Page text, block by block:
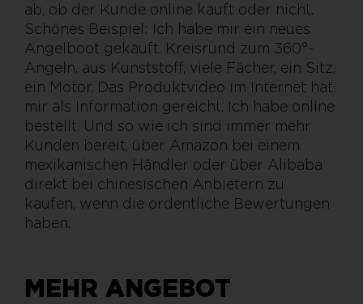
ab, ob der Kunde online kauft oder nicht.
Schönes Beispiel: Ich habe mir ein neues
Angelboot gekauft. Kreisrund zum 360°-
Angeln, aus Kunststoff, viele Fächer, ein Sitz,
ein Motor. Das Produktvideo im Internet hat
mir als Information gereicht. Ich habe online
bestellt. Und so wie ich sind immer mehr
Kunden bereit, über Amazon bei einem
mexikanischen Händler oder über Alibaba
direkt bei chinesischen Anbietern zu
kaufen, wenn die ordentliche Bewertungen
haben.
MEHR ANGEBOT